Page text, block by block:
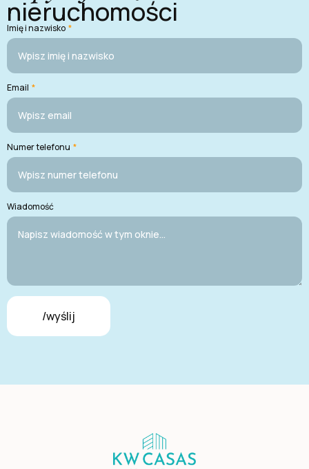
nieruchomości
Imię i nazwisko *
Email *
Numer telefonu *
Wiadomość
/wyślij